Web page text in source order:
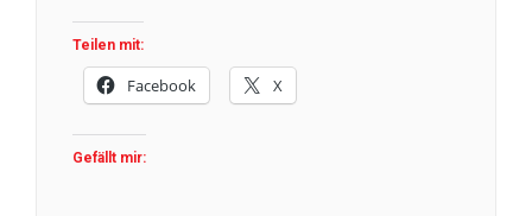
Teilen mit:
Facebook X
Gefällt mir: